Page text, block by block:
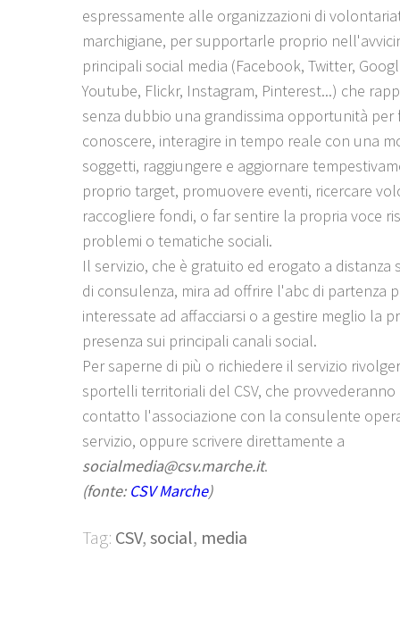
espressamente alle organizzazioni di
marchigiane, per supportarle proprio
principali social media (Facebook, Twitter,
Youtube, Flickr, Instagram, Pinterest...) che
senza dubbio una grandissima opportunità per
conoscere, interagire in tempo reale con una
soggetti, raggiungere e aggiornare
proprio target, promuovere eventi, ricercare
raccogliere fondi, o far sentire la propria voce
problemi o tematiche sociali.
Il servizio, che è gratuito ed erogato a distanza
di consulenza, mira ad offrire l'abc di partenza
interessate ad affacciarsi o a gestire meglio la
presenza sui principali canali social.
Per saperne di più o richiedere il servizio
sportelli territoriali del CSV, che
contatto l'associazione con la consulente
servizio, oppure scrivere direttamente a
socialmedia@csv.marche.it.
(fonte: CSV Marche)
Tag: CSV, social, media